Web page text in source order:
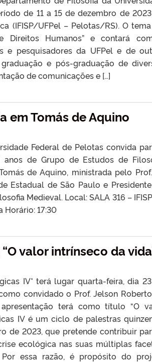
de 11 a 15 de dezembro de
(IFISP/UFPel – Pelotas/RS). O
Direitos Humanos” e contará
e pesquisadores da UFPel e de
e pós-graduação de
de comunicações e […]
em Tomás de Aquino
Federal de Pelotas convida
de Grupo de Estudos de
de Aquino, ministrada pelo Prof.
Estadual de São Paulo e
Medieval. Local: SALA 316 –
Horário: 17:30
valor intrínseco da
IV* terá lugar quarta-feira, dia
convidado o Prof. Jelson
terá como título “O
IV é um ciclo de palestras
de 2023, que pretende contribuir
ecológica nas suas múltiplas
essa razão, é propósito do